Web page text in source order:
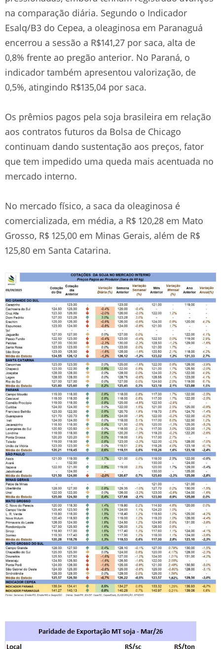
na comparação diária. Segundo o Indicador
Esalq/B3 do Cepea, a oleaginosa em Paranaguá
encerrou a sessão a R$141,27 por saca, alta de
0,8% frente ao pregão anterior. No Paraná, o
indicador também apresentou valorização, de
0,5%, atingindo R$135,04 por saca.
Os prêmios pagos pela soja brasileira em relação
aos contratos futuros da Bolsa de Chicago
continuam dando sustentação aos preços, fator
que tem impedido uma queda mais acentuada no
mercado interno.
No mercado físico, a saca da oleaginosa é
comercializada, em média, a R$ 120,28 em Mato
Grosso, R$ 125,00 em Minas Gerais, além de R$
125,80 em Santa Catarina.